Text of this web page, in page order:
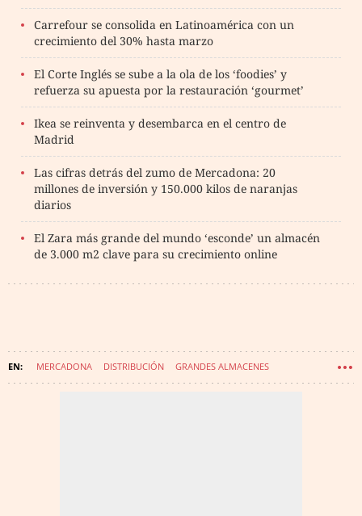
Carrefour se consolida en Latinoamérica con un
crecimiento del 30% hasta marzo
El Corte Inglés se sube a la ola de los ‘foodies’ y
refuerza su apuesta por la restauración ‘gourmet’
Ikea se reinventa y desembarca en el centro de
Madrid
Las cifras detrás del zumo de Mercadona: 20
millones de inversión y 150.000 kilos de naranjas
diarios
El Zara más grande del mundo ‘esconde’ un almacén
de 3.000 m2 clave para su crecimiento online
MERCADONA DISTRIBUCIÓN GRANDES ALMACENES